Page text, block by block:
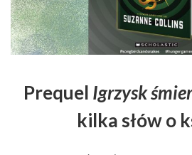
Prequel Igrzysk
kilka słów o